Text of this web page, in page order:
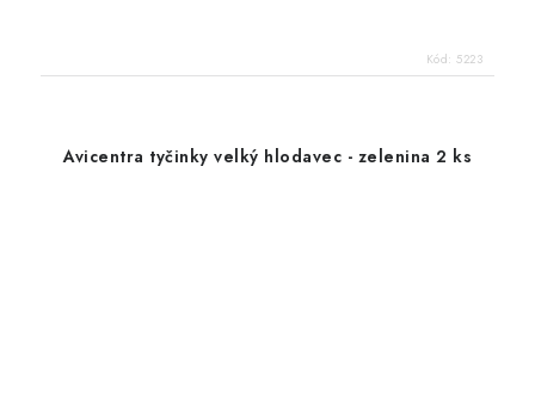
Kód: 5223
Avicentra tyčinky velký hlodavec - zelenina 2 ks